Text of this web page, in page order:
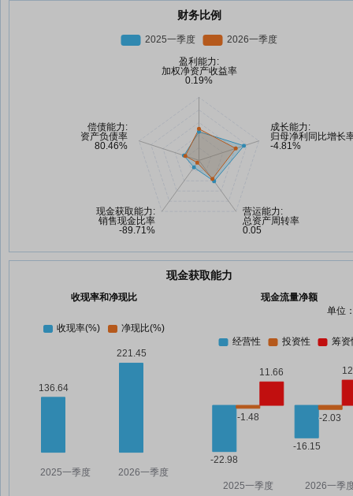
财务比例
现金获取能力
收现率和净现比
现金流量净额
单位